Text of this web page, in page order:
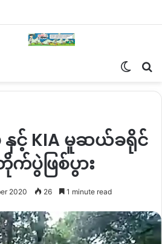
နှင့် KIA မူဆယ်ခရိုင်
က်ပွဲဖြစ်ပွား
2020 26 1 minute read